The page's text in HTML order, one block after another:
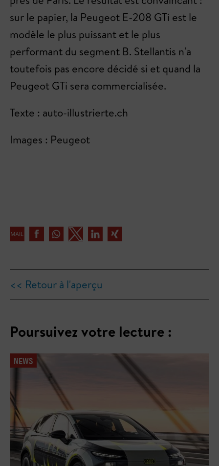
sur le papier, la Peugeot E-208 GTi est le
modèle le plus puissant et le plus
performant du segment B. Stellantis n'a
toutefois pas encore décidé si et quand la
Peugeot GTi sera commercialisée.
Texte : auto-illustrierte.ch
Images : Peugeot
<< Retour à l'aperçu
Poursuivez votre lecture :
NEWS